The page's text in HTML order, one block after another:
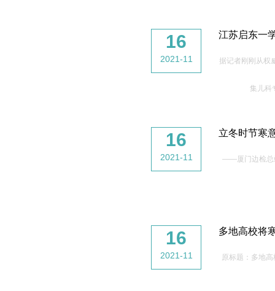
16
2021-11
江苏启东一
据记者刚刚从权
集儿科
16
2021-11
立冬时节寒
——厦门边检总
16
2021-11
多地高校将
原标题：多地